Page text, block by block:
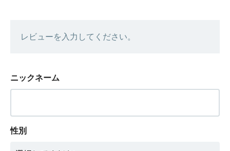
レビューを入力してください。
ニックネーム
性別